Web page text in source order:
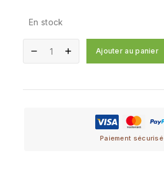
En stock
Ajouter au panier
Paiement sécurisé